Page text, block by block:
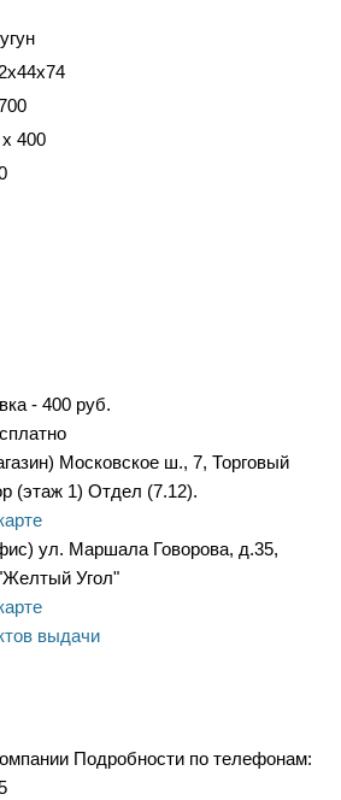
400
- 400 руб.
Московское ш., 7, Торговый
(этаж 1) Отдел (7.12).
ул. Маршала Говорова, д.35,
Угол"
выдачи
Подробности по телефонам: